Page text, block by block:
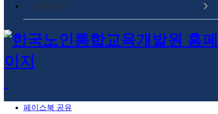
전국지부
수강기간
강의구성
페이스북 공유